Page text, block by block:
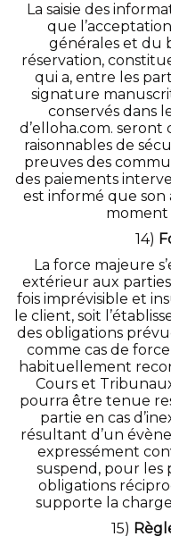
La saisie des
que
générales et du
réservation,
qui a, entre les
signature
conservés dans
d’elloha.com. seront
raisonnables de
preuves des
des paiements
est informé que son
moment
14)
La force majeure
extérieur aux
fois imprévisible et
le client, soit
des obligations
comme cas de
habituellement
Cours et
pourra être tenue
partie en cas
résultant d’un
expressément
suspend, pour les
obligations
supporte la
15)